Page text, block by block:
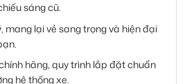
sáng cũ.
mang lại vẻ sang trọng và hiện đại
hãng, quy trình lắp đặt chuẩn
hệ thống xe.